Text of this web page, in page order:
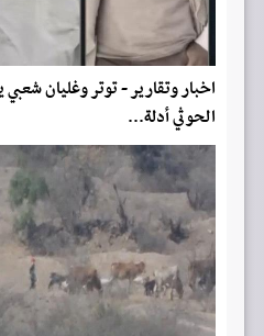
اخبار وتقارير - توتر وغليان
الحوثي أدلة...